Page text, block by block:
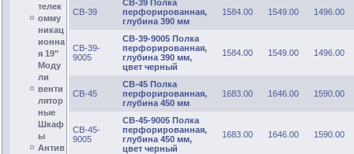
телек
омму
никац
ионна
я 19"
Моду
ли
венти
лятор
ные
Шкаф
ы
Антив
СВ-39
СВ-39 Полка
перфорированная,
глубина 390 мм
1584.00 1549.00 1496.00
СВ-39-
9005
СВ-39-9005 Полка
перфорированная,
глубина 390 мм,
цвет черный
1584.00 1549.00 1496.00
СВ-45
СВ-45 Полка
перфорированная,
глубина 450 мм
1683.00 1646.00 1590.00
СВ-45-
9005
СВ-45-9005 Полка
перфорированная,
глубина 450 мм,
цвет черный
1683.00 1646.00 1590.00